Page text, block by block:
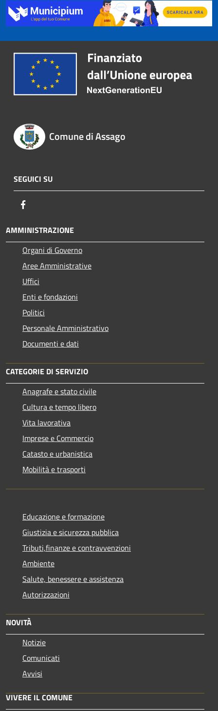
Comune di Assago
SEGUICI SU
AMMINISTRAZIONE
Organi di Governo
Aree Amministrative
Uffici
Enti e fondazioni
Politici
Personale Amministrativo
Documenti e dati
CATEGORIE DI SERVIZIO
Anagrafe e stato civile
Cultura e tempo libero
Vita lavorativa
Imprese e Commercio
Catasto e urbanistica
Mobilità e trasporti
Educazione e formazione
Giustizia e sicurezza pubblica
Tributi,finanze e contravvenzioni
Ambiente
Salute, benessere e assistenza
Autorizzazioni
NOVITÀ
Notizie
Comunicati
Avvisi
VIVERE IL COMUNE